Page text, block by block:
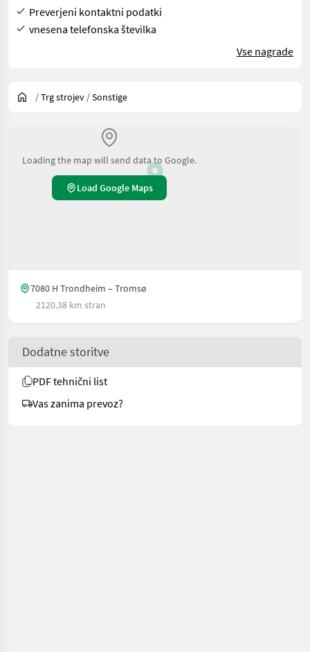
Preverjeni kontaktni podatki
vnesena telefonska številka
Vse nagrade
/Trg strojev /Sonstige
Loading the map will send data to Google.
Load Google Maps
7080 H Trondheim – Tromsø
2120.38 km stran
Dodatne storitve
PDF tehnični list
Vas zanima prevoz?